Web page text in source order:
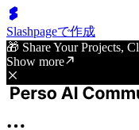
Slashpageで作成
🎁 Share Your Projects,
Show more